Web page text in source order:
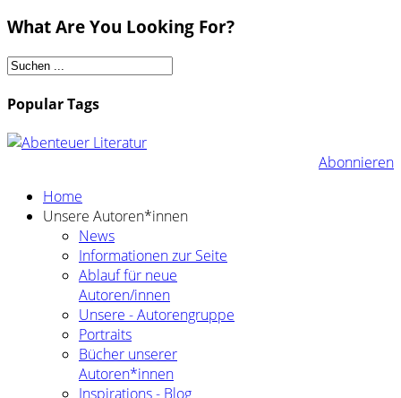
What Are You Looking For?
Popular Tags
Abonnieren
Home
Unsere Autoren*innen
News
Informationen zur Seite
Ablauf für neue
Autoren/innen
Unsere - Autorengruppe
Portraits
Bücher unserer
Autoren*innen
Inspirations - Blog